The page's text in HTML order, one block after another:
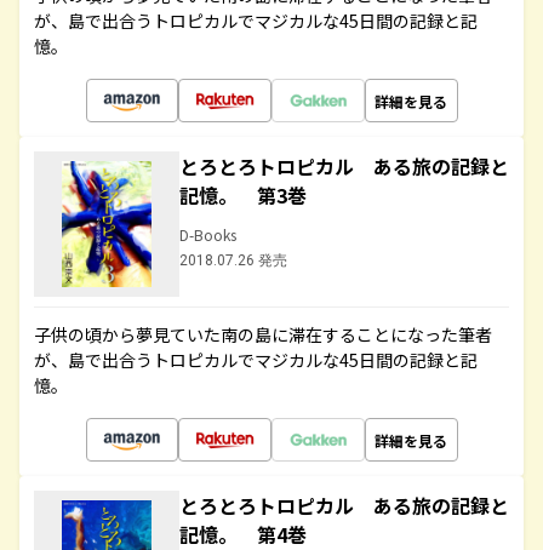
が、島で出合うトロピカルでマジカルな45日間の記録と記
憶。
詳細を見る
とろとろトロピカル ある旅の記録と
記憶。 第3巻
D-Books
2018.07.26 発売
子供の頃から夢見ていた南の島に滞在することになった筆者
が、島で出合うトロピカルでマジカルな45日間の記録と記
憶。
詳細を見る
とろとろトロピカル ある旅の記録と
記憶。 第4巻